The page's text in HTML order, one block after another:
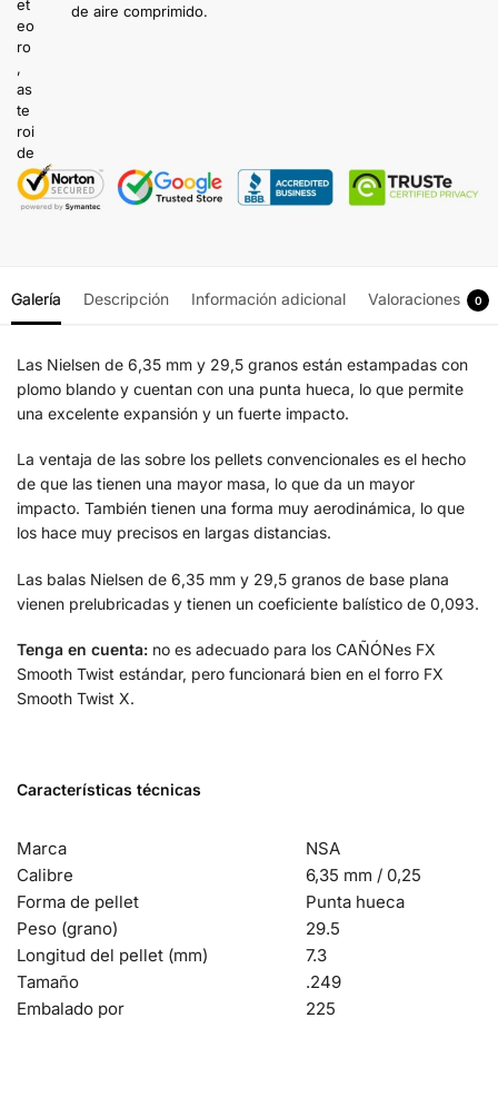
de aire comprimido.
Galería Descripción Información adicional Valoraciones 0
Las Nielsen de 6,35 mm y 29,5 granos están estampadas con
plomo blando y cuentan con una punta hueca, lo que permite
una excelente expansión y un fuerte impacto.
La ventaja de las sobre los pellets convencionales es el hecho
de que las tienen una mayor masa, lo que da un mayor
impacto. También tienen una forma muy aerodinámica, lo que
los hace muy precisos en largas distancias.
Las balas Nielsen de 6,35 mm y 29,5 granos de base plana
vienen prelubricadas y tienen un coeficiente balístico de 0,093.
Tenga en cuenta: no es adecuado para los CAÑÓNes FX
Smooth Twist estándar, pero funcionará bien en el forro FX
Smooth Twist X.
Características técnicas
Marca
NSA
Calibre
6,35 mm / 0,25
Forma de pellet
Punta hueca
Peso (grano)
29.5
Longitud del pellet (mm)
7.3
Tamaño
.249
Embalado por
225